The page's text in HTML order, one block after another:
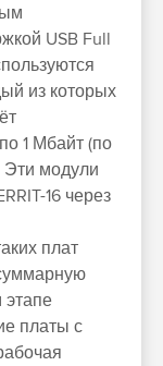
USB Full
из которых
1 Мбайт (по
Эти модули
16 через
плат
платы с